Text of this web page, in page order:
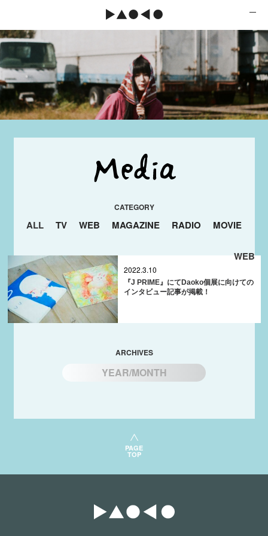
ALL TV WEB MAGAZINE RADIO MOVIE
WEB
2022.3.10
『J PRIME』にてDaoko個展に向けての
インタビュー記事が掲載！
ARCHIVES
YEAR/MONTH
PAGE
TOP